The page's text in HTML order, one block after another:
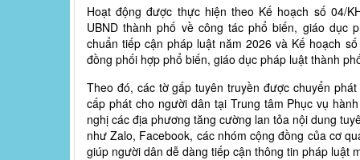
Hoạt động được thực hiện theo Kế hoạch số 04/
UBND thành phố về công tác phổ biến, giáo dục
chuẩn tiếp cận pháp luật năm 2026 và Kế hoạch
đồng phối hợp phổ biến, giáo dục pháp luật thành
Theo đó, các tờ gấp tuyên truyền được chuyển
cấp phát cho người dân tại Trung tâm Phục vụ
nghị các địa phương tăng cường lan tỏa nội dung
như Zalo, Facebook, các nhóm cộng đồng của cơ
giúp người dân dễ dàng tiếp cận thông tin pháp luật